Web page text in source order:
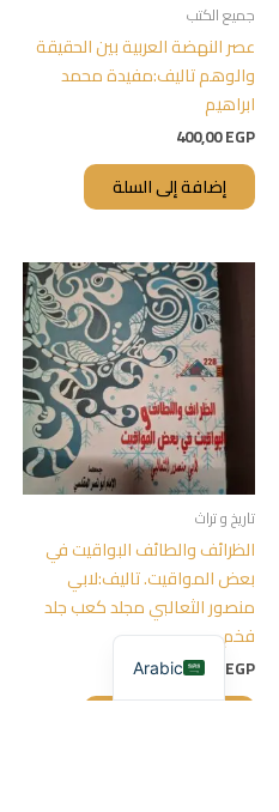
جميع الكتب
عصر النهضة العربية بين الحقيقة
والوهم تاليف:مفيدة محمد
ابراهيم
400,00EGP
إضافة إلى السلة
تاريخ و تراث
الظرائف والطائف البواقيت في
بعض المواقيت. تاليف:لابي
منصور الثعالبي مجلد كعب جلد
فخم
200,00 EGP
Arabic